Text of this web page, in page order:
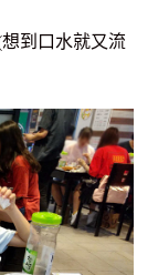
到口水就又流